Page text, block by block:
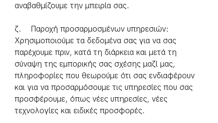
αναβαθμίζουμε την μπειρία σας.
ζ. Παροχή προσαρμοσμένων υπηρεσιών:
Χρησιμοποιούμε τα δεδομένα σας για να σας
παρέχουμε πριν, κατά τη διάρκεια και μετά τη
σύναψη της εμπορικής σας σχέσης μαζί μας,
πληροφορίες που θεωρούμε ότι σας ενδιαφέρουν
και για να προσαρμόσουμε τις υπηρεσίες που σας
προσφέρουμε, όπως νέες υπηρεσίες, νέες
τεχνολογίες και ειδικές προσφορές.